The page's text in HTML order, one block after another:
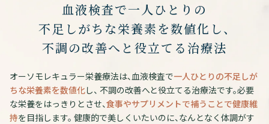
血液検査で一人ひとりの
不足しがちな栄養素を数値化し、
不調の改善へと役立てる治療法
オーソモレキュラー栄養療法は、血液検査で一人ひとりの不足しが
ちな栄養素を数値化し、 不調の改善へと役立てる治療法です。必要
な栄養をはっきりとさせ、食事やサプリメントで補うことで健康維
持を目指します。 健康的で美しくいたいのに、なんとなく体調がす